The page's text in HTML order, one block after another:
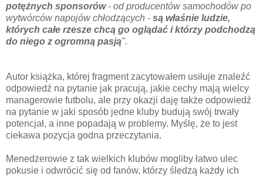
potężnych sponsorów- od producentów samochodów po
wytwórców napojów chłodzących - są właśnie ludzie,
których całe rzesze chcą go oglądać i którzy podchodzą
do niego z ogromną pasją".
Autor książka, której fragment zacytowałem usiłuje znaleźć
odpowiedź na pytanie jak pracują, jakie cechy mają wielcy
managerowie futbolu, ale przy okazji daję także odpowiedź
na pytanie w jaki sposób jedne kluby budują swój trwały
potencjał, a inne popadają w problemy. Myślę, że to jest
ciekawa pozycja godna przeczytania.
Menedżerowie z tak wielkich klubów mogliby łatwo ulec
pokusie i odwrócić się od fanów, którzy śledzą każdy ich